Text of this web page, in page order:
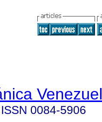
ISSN 0084-5906